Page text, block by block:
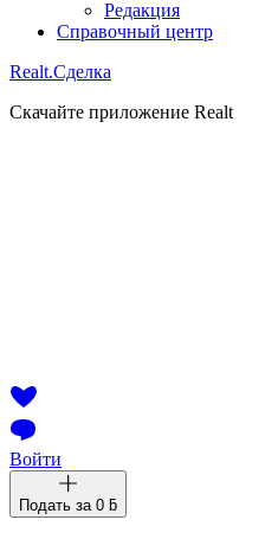
Редакция
Справочный центр
Realt.Сделка
Скачайте приложение Realt
Войти
Подать за 0 ƃ